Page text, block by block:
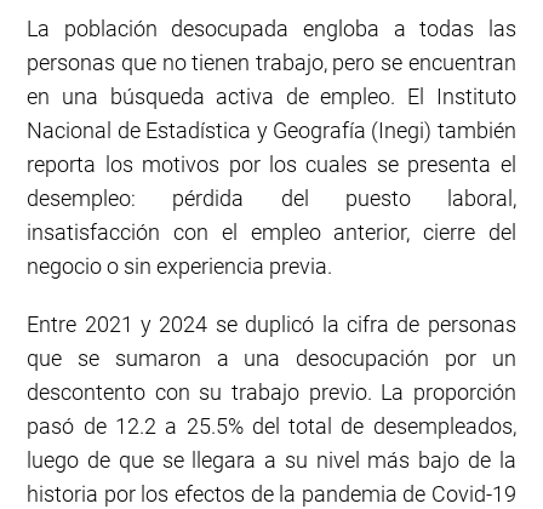
La población desocupada engloba a todas las
personas que no tienen trabajo, pero se encuentran
en una búsqueda activa de empleo. El Instituto
Nacional de Estadística y Geografía (Inegi) también
reporta los motivos por los cuales se presenta el
desempleo: pérdida del puesto laboral,
insatisfacción con el empleo anterior, cierre del
negocio o sin experiencia previa.
Entre 2021 y 2024 se duplicó la cifra de personas
que se sumaron a una desocupación por un
descontento con su trabajo previo. La proporción
pasó de 12.2 a 25.5% del total de desempleados,
luego de que se llegara a su nivel más bajo de la
historia por los efectos de la pandemia de Covid-19